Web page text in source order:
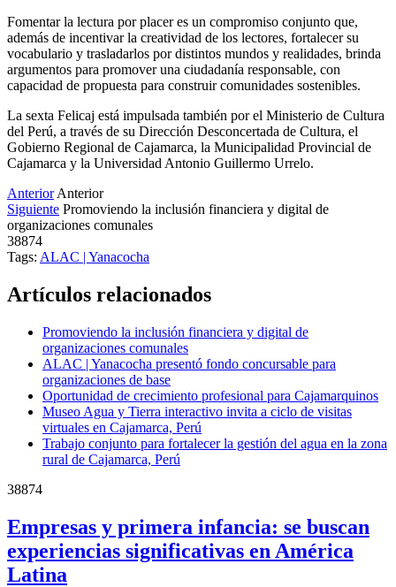
Fomentar la lectura por placer es un compromiso conjunto que,
además de incentivar la creatividad de los lectores, fortalecer su
vocabulario y trasladarlos por distintos mundos y realidades, brinda
argumentos para promover una ciudadanía responsable, con
capacidad de propuesta para construir comunidades sostenibles.
La sexta Felicaj está impulsada también por el Ministerio de Cultura
del Perú, a través de su Dirección Desconcertada de Cultura, el
Gobierno Regional de Cajamarca, la Municipalidad Provincial de
Cajamarca y la Universidad Antonio Guillermo Urrelo.
Anterior Anterior
Siguiente Promoviendo la inclusión financiera y digital de
organizaciones comunales
38874
Tags: ALAC | Yanacocha
Artículos relacionados
Promoviendo la inclusión financiera y digital de
organizaciones comunales
ALAC | Yanacocha presentó fondo concursable para
organizaciones de base
Oportunidad de crecimiento profesional para Cajamarquinos
Museo Agua y Tierra interactivo invita a ciclo de visitas
virtuales en Cajamarca, Perú
Trabajo conjunto para fortalecer la gestión del agua en la zona
rural de Cajamarca, Perú
38874
Empresas y primera infancia: se buscan
experiencias significativas en América
Latina